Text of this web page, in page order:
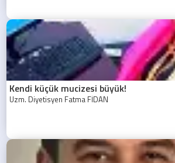
Kendi küçük mucizesi büyük!
Uzm. Diyetisyen Fatma FİDAN